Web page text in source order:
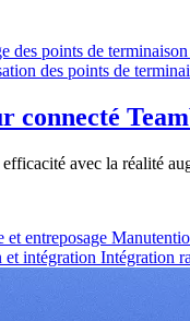
des points de terminaison
des points de
connecté
avec la réalité
et entreposage
et intégration Intégration